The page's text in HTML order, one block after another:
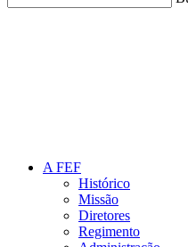
A FEF
Histórico
Missão
Diretores
Regimento